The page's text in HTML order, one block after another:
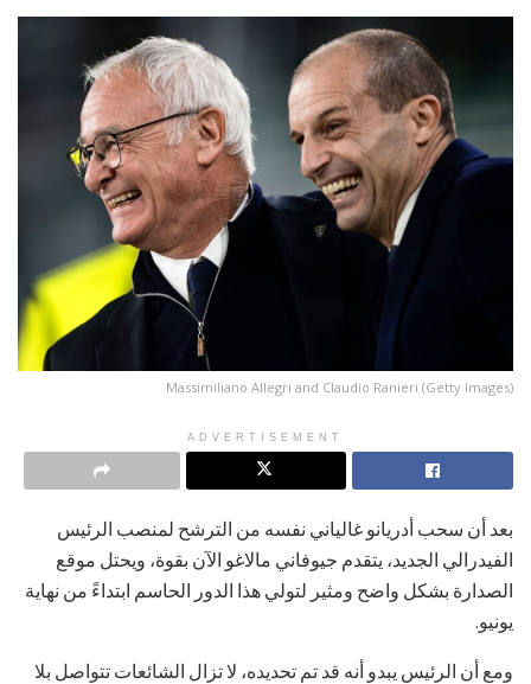
Massimiliano Allegri and Claudio Ranieri (Getty Images)
ADVERTISEMENT
بعد أن سحب أدريانو غالياني نفسه من الترشح لمنصب الرئيس
الفيدرالي الجديد، يتقدم جيوفاني مالاغو الآن بقوة، ويحتل موقع
الصدارة بشكل واضح ومثير لتولي هذا الدور الحاسم ابتداءً من نهاية
يونيو.
ومع أن الرئيس يبدو أنه قد تم تحديده، لا تزال الشائعات تتواصل بلا